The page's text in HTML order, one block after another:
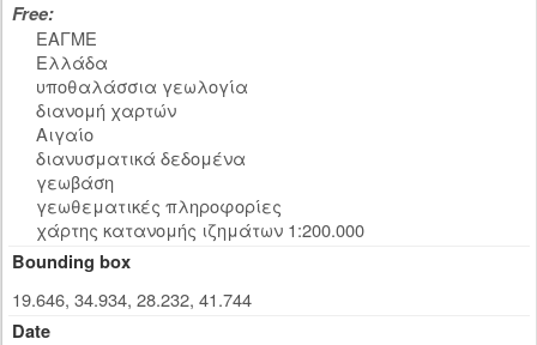
Free:
ΕΑΓΜΕ
Ελλάδα
υποθαλάσσια γεωλογία
διανομή χαρτών
Αιγαίο
διανυσματικά δεδομένα
γεωβάση
γεωθεματικές πληροφορίες
χάρτης κατανομής ιζημάτων 1:200.000
Bounding box
19.646, 34.934, 28.232, 41.744
Date